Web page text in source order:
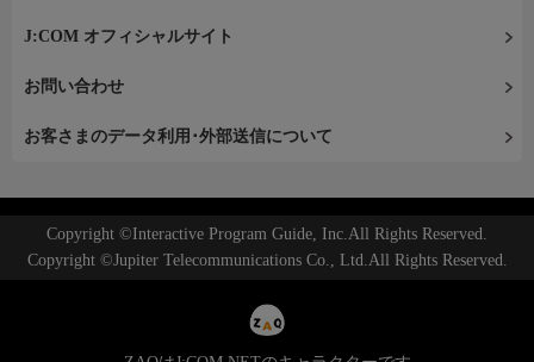
J:COM オフィシャルサイト
お問い合わせ
お客さまのデータ利用･外部送信について
Copyright ©Interactive Program Guide, Inc.All Rights Reserved.
Copyright ©Jupiter Telecommunications Co., Ltd.All Rights Reserved.